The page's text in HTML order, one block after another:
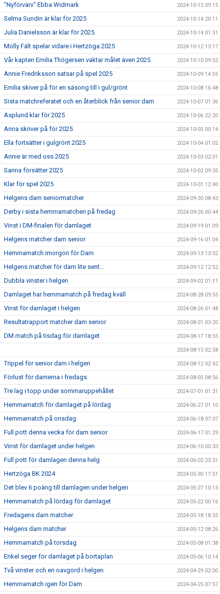
"Nyförvärv" Ebba Widmark 2024-10-15 09:15
Selma Sundin är klar för 2025 2024-10-14 20:11
Julia Danielsson är klar för 2025. 2024-10-14 01:51
Molly Fält spelar vidare i Hertzöga 2025 2024-10-12 13:17
Vår kapten Emilia Thögersen vaktar målet även 2025. 2024-10-10 09:52
Annie Fredriksson satsar på spel 2025 2024-10-09 14:55
Emilia skiver på för en säsong till i gul/grönt 2024-10-08 16:48
Sista matchreferatet och en återblick från senior dam 2024-10-07 01:36
Asplund klar för 2025 2024-10-06 22:20
Anna skriver på för 2025 2024-10-05 00:14
Ella fortsätter i gulgrönt 2025 2024-10-04 01:02
Annie är med oss 2025 2024-10-03 02:01
Sanna försätter 2025 2024-10-02 09:35
Klar för spel 2025 2024-10-01 12:40
Helgens dam seniormatcher 2024-09-30 08:43
Derby i sista hemmamatchen på fredag 2024-09-26 00:44
Vinst i DM-finalen för damlaget 2024-09-19 01:09
Helgens matcher dam senior 2024-09-16 01:04
Hemmamatch imorgon för Dam 2024-09-13 13:02
Helgens matcher för dam lite sent… 2024-09-12 12:52
Dubbla vinster i helgen 2024-09-02 01:11
Damlaget har hemmamatch på fredag kväll 2024-08-28 09:55
Vinst för damlaget i helgen 2024-08-26 01:48
Resultatrapport matcher dam senior 2024-08-21 03:20
DM match på tisdag för damlaget 2024-08-17 18:55
2024-08-15 02:58
Trippel för senior dam i helgen 2024-08-12 02:42
Förlust för damerna i fredags 2024-08-05 08:56
Tre lag i topp under sommaruppehållet 2024-07-01 01:31
Hemmamatch för damlaget på lördag 2024-06-27 01:10
Hemmamatch på onsdag 2024-06-18 07:07
Full pott denna vecka för dam senior 2024-06-17 01:29
Vinst för damlaget under helgen 2024-06-10 00:33
Full pott för damlagen denna helg 2024-06-02 23:31
Hertzöga BK 2024 2024-05-30 17:51
Det blev 6 poäng till damlagen under helgen 2024-05-27 10:13
Hemmamatch på lördag för damlaget 2024-05-22 00:16
Fredagens dam matcher 2024-05-18 18:55
Helgens dam matcher 2024-05-12 08:26
Hemmamatch på torsdag 2024-05-08 01:38
Enkel seger för damlaget på bortaplan 2024-05-06 10:14
Två vinster och en oavgord i helgen 2024-04-29 02:00
Hemmamatch igen för Dam 2024-04-25 07:57